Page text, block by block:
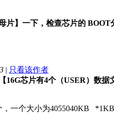
片】一下，检查芯片的
| 只看该作者
芯片有4个（USER）数据
一个大小为4055040KB